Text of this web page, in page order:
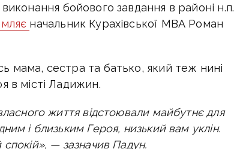
виконання бойового завдання в районі н.п.
начальник Курахівської МВА Роман
мама, сестра та батько, який теж нині
в місті Ладижин.
життя відстоювали майбутнє для
і близьким Героя, низький вам уклін.
— зазначив Падун.